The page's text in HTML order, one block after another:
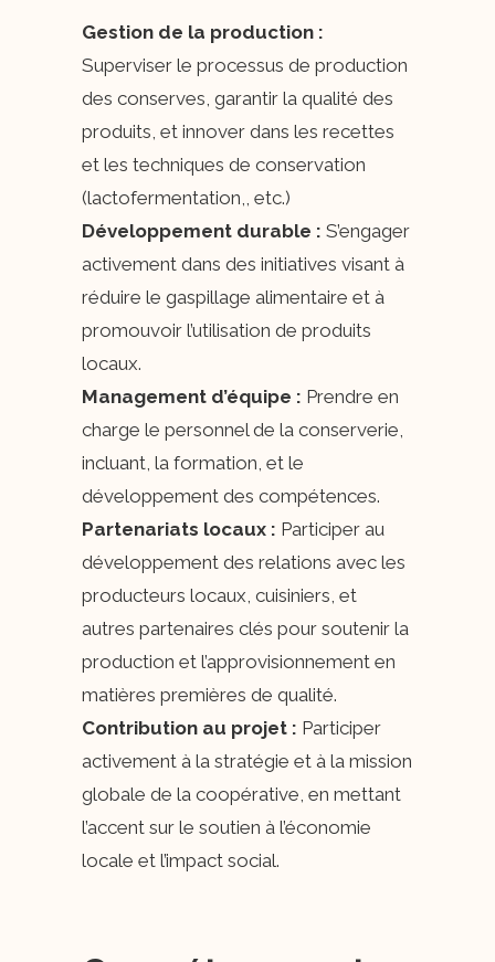
Gestion de la production :
Superviser le processus de production
des conserves, garantir la qualité des
produits, et innover dans les recettes
et les techniques de conservation
(lactofermentation,, etc.)
Développement durable : S’engager
activement dans des initiatives visant à
réduire le gaspillage alimentaire et à
promouvoir l’utilisation de produits
locaux.
Management d’équipe : Prendre en
charge le personnel de la conserverie,
incluant, la formation, et le
développement des compétences.
Partenariats locaux : Participer au
développement des relations avec les
producteurs locaux, cuisiniers, et
autres partenaires clés pour soutenir la
production et l’approvisionnement en
matières premières de qualité.
Contribution au projet : Participer
activement à la stratégie et à la mission
globale de la coopérative, en mettant
l’accent sur le soutien à l’économie
locale et l’impact social.